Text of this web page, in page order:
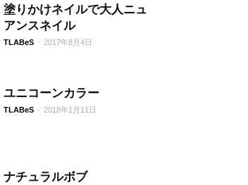
塗りかけネイルで大人ニュ
アンスネイル
TLABeS - 2017年8月4日
ユニコーンカラー
TLABeS - 2018年1月11日
ナチュラルボブ